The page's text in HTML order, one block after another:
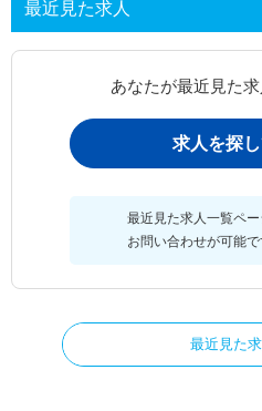
最近見た求人
あなたが最近見た
求人を探
最近見た求人一覧ペー
お問い合わせが可能で
最近見た